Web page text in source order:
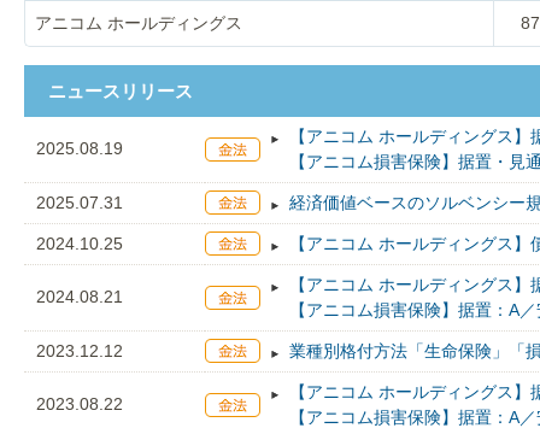
アニコム ホールディングス
ニュースリリース
2025.08.19
【アニコム ホールディングス
【アニコム損害保険】据置・
2025.07.31 経済価値ベースのソルベンシー
2024.10.25 【アニコム ホールディングス】
2024.08.21
【アニコム ホールディングス】
【アニコム損害保険】据置：A
2023.12.12 業種別格付方法「生命保険」「
2023.08.22
【アニコム ホールディングス】
【アニコム損害保険】据置：A